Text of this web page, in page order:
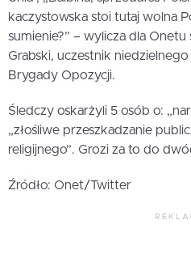
kaczystowska stoi tutaj wolna
sumienie?” – wylicza dla Onetu
Grabski, uczestnik
Brygady Opozycji.
Śledczy oskarżyli 5 osób o:
„złośliwe przeszkadzanie
religijnego”. Grozi za to do
Źródło: Onet/Twitter